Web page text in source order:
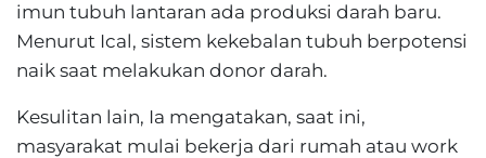
imun tubuh lantaran ada produksi darah baru.
Menurut Ical, sistem kekebalan tubuh berpotensi
naik saat melakukan donor darah.
Kesulitan lain, Ia mengatakan, saat ini,
masyarakat mulai bekerja dari rumah atau work